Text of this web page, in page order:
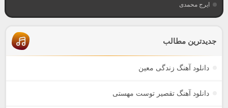
ایرج محمدی
جدیدترین مطالب
دانلود آهنگ زندگی معین
دانلود آهنگ تقصیر توست مهستی